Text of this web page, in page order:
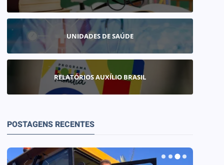
UNIDADES DE SAÚDE
RELATÓRIOS AUXÍLIO BRASIL
POSTAGENS RECENTES